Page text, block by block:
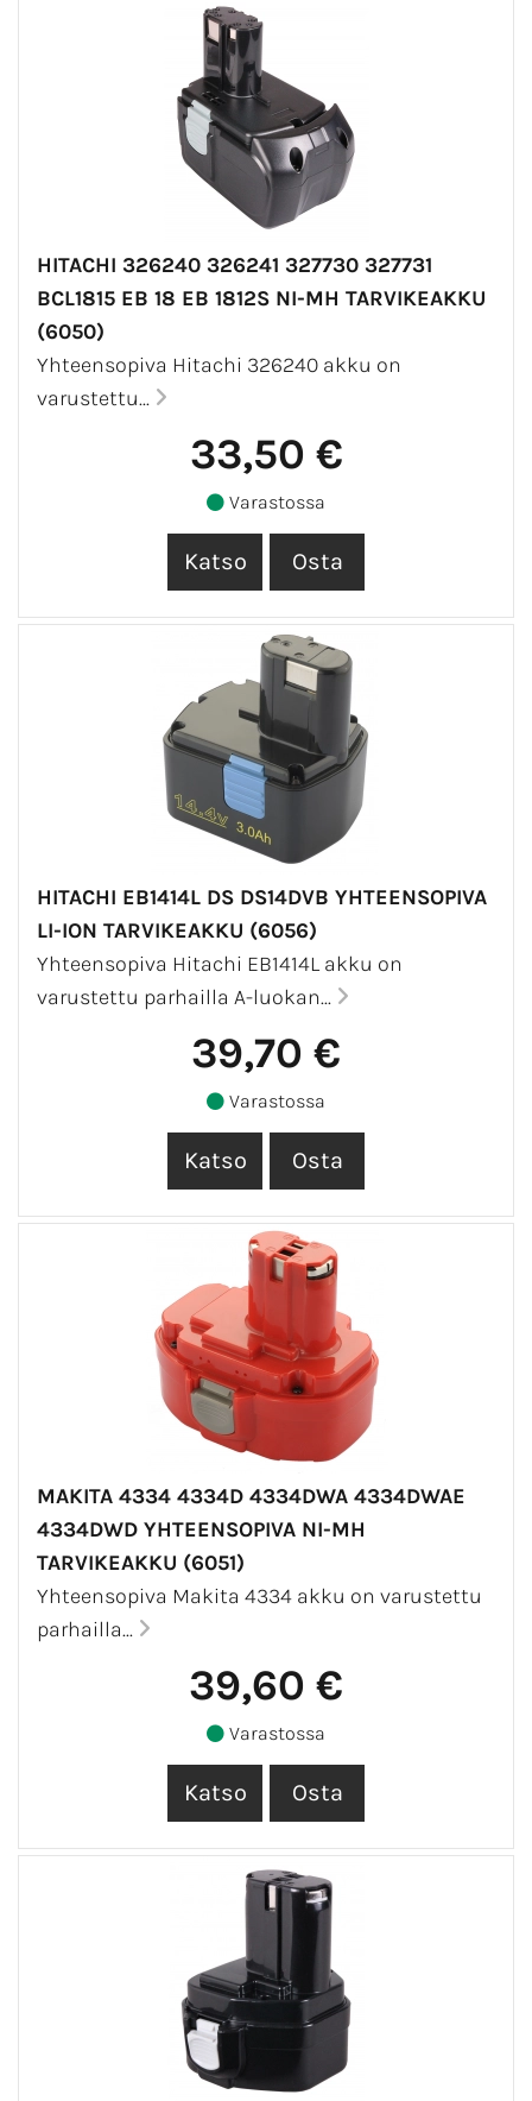
HITACHI 326240 326241 327730 327731
BCL1815 EB 18 EB 1812S NI-MH TARVIKEAKKU
(6050)
Yhteensopiva Hitachi 326240 akku on
varustettu...
33,50 €
Varastossa
HITACHI EB1414L DS DS14DVB YHTEENSOPIVA
LI-ION TARVIKEAKKU (6056)
Yhteensopiva Hitachi EB1414L akku on
varustettu parhailla A-luokan...
39,70 €
Varastossa
MAKITA 4334 4334D 4334DWA 4334DWAE
4334DWD YHTEENSOPIVA NI-MH
TARVIKEAKKU (6051)
Yhteensopiva Makita 4334 akku on varustettu
parhailla...
39,60 €
Varastossa